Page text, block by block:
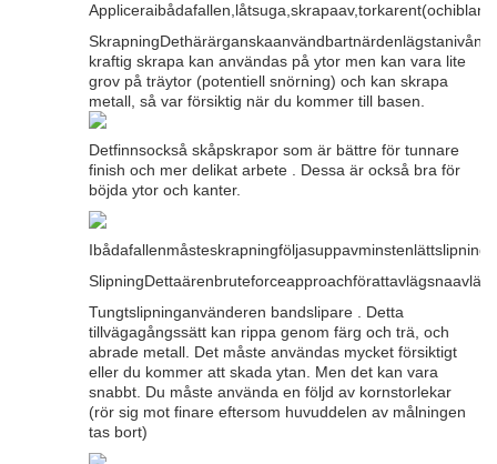
kraftig skrapa kan användas på ytor men kan vara lite
grov på träytor (potentiell snörning) och kan skrapa
metall, så var försiktig när du kommer till basen.
Detfinnsockså skåpskrapor som är bättre för tunnare
finish och mer delikat arbete . Dessa är också bra för
böjda ytor och kanter.
Ibådafallenmåsteskrapningföljasuppavminstenlättslipning.
Tungtslipninganvänderen bandslipare . Detta
tillvägagångssätt kan rippa genom färg och trä, och
abrade metall. Det måste användas mycket försiktigt
eller du kommer att skada ytan. Men det kan vara
snabbt. Du måste använda en följd av kornstorlekar
(rör sig mot finare eftersom huvuddelen av målningen
tas bort)